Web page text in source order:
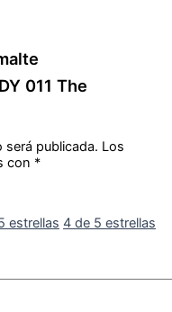
011 The
con *